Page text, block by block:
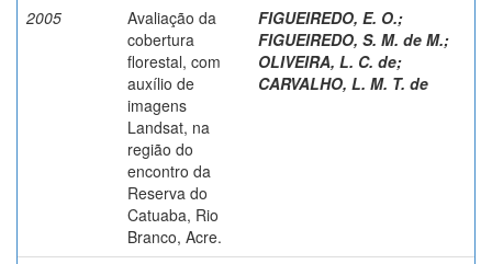
2005
Avaliação da
cobertura
florestal, com
auxílio de
imagens
Landsat, na
região do
encontro da
Reserva do
Catuaba, Rio
Branco, Acre.
FIGUEIREDO, E. O.;
FIGUEIREDO, S. M. de M.;
OLIVEIRA, L. C. de;
CARVALHO, L. M. T. de